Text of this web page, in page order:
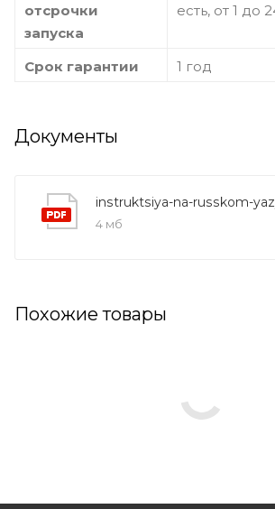
отсрочки
запуска
есть, от 1 до
Срок гарантии 1 год
Документы
instruktsiya-na-russkom-
4 мб
Похожие товары